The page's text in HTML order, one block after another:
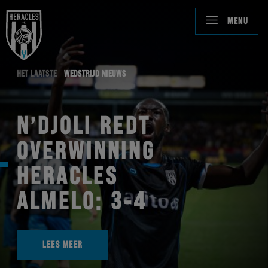
MENU
HET LAATSTE WEDSTRIJD NIEUWS
N’DJOLI REDT
OVERWINNING
HERACLES
ALMELO: 3-4
LEES MEER